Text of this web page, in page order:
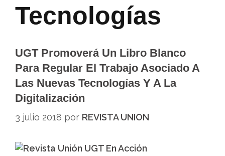
Tecnologías
UGT Promoverá Un Libro Blanco
Para Regular El Trabajo Asociado A
Las Nuevas Tecnologías Y A La
Digitalización
3 julio 2018 por REVISTA UNION